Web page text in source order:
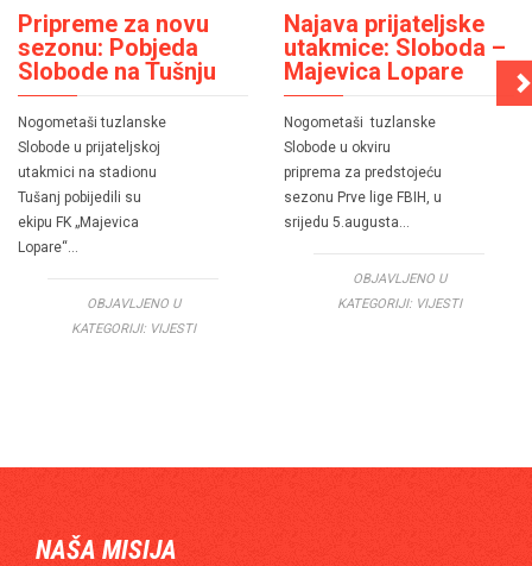
Pripreme za novu
sezonu: Pobjeda
Slobode na Tušnju
Nogometaši tuzlanske
Slobode u prijateljskoj
utakmici na stadionu
Tušanj pobijedili su
ekipu FK „Majevica
Lopare“…
OBJAVLJENO U
KATEGORIJI: VIJESTI
Najava prijateljske
utakmice: Sloboda –
Majevica Lopare
Nogometaši tuzlanske
Slobode u okviru
priprema za predstojeću
sezonu Prve lige FBIH, u
srijedu 5.augusta…
OBJAVLJENO U
KATEGORIJI: VIJESTI
NAŠA MISIJA